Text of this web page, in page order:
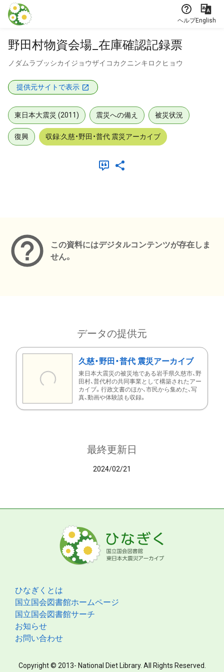
本文に飛ぶ
ヘルプEnglish
野田村物資会場_在庫確認記録票
ノダムラブッシカイジョウザイコカクニンキロクヒョウ
提供元サイトで表示
東日本大震災 (2011) 震災への備え 被災状況
復興 収録:久慈・野田・普代 震災アーカイブ
この資料にはデジタルコンテンツが存在しま
せん。
データの提供元
久慈・野田・普代 震災アーカイブ
東日本大震災の被災地である岩手県久慈市、野
田村、普代村の共同事業として構築されたアー
カイブ。行政文書のほか、市民から集めた、写
真、動画や体験談も収録。
最終更新日
2024/02/21
ひなぎくとは
国立国会図書館ホームページ
国立国会図書館サーチ
お知らせ
お問い合わせ
Copyright © 2013- National Diet Library. All Rights Reserved.